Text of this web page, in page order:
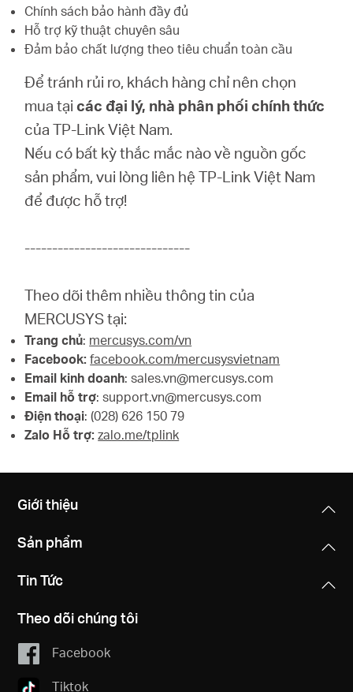
Chính sách bảo hành đầy đủ
Hỗ trợ kỹ thuật chuyên sâu
Đảm bảo chất lượng theo tiêu chuẩn toàn cầu
Để tránh rủi ro, khách hàng chỉ nên chọn
mua tạicác đại lý, nhà phân phối chính thức
của TP-Link Việt Nam.
Nếu có bất kỳ thắc mắc nào về nguồn gốc
sản phẩm, vui lòng liên hệ TP-Link Việt Nam
để được hỗ trợ!
------------------------------
Theo dõi thêm nhiều thông tin của
MERCUSYS tại:
Trang chủ: mercusys.com/vn
Facebook: facebook.com/mercusysvietnam
Email kinh doanh: sales.vn@mercusys.com
Email hỗ trợ: support.vn@mercusys.com
Điện thoại: (028) 626 150 79
Zalo Hỗ trợ: zalo.me/tplink
Giới thiệu
Sản phẩm
Tin Tức
Theo dõi chúng tôi
Facebook
Tiktok